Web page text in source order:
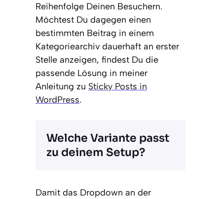
Reihenfolge Deinen Besuchern.
Möchtest Du dagegen einen
bestimmten Beitrag in einem
Kategoriearchiv dauerhaft an erster
Stelle anzeigen, findest Du die
passende Lösung in meiner
Anleitung zu Sticky Posts in
WordPress.
Welche Variante passt
zu deinem Setup?
Damit das Dropdown an der